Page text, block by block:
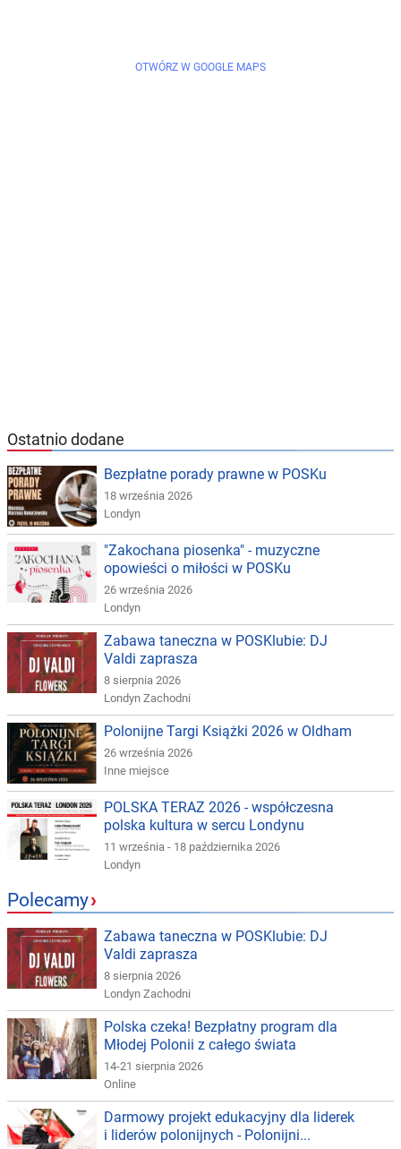
OTWÓRZ W GOOGLE MAPS
Ostatnio dodane
Bezpłatne porady prawne w POSKu
18 września 2026
Londyn
"Zakochana piosenka" - muzyczne
opowieści o miłości w POSKu
26 września 2026
Londyn
Zabawa taneczna w POSKlubie: DJ
Valdi zaprasza
8 sierpnia 2026
Londyn Zachodni
Polonijne Targi Książki 2026 w Oldham
26 września 2026
Inne miejsce
POLSKA TERAZ 2026 - współczesna
polska kultura w sercu Londynu
11 września - 18 października 2026
Londyn
Polecamy›
Zabawa taneczna w POSKlubie: DJ
Valdi zaprasza
8 sierpnia 2026
Londyn Zachodni
Polska czeka! Bezpłatny program dla
Młodej Polonii z całego świata
14-21 sierpnia 2026
Online
Darmowy projekt edukacyjny dla liderek
i liderów polonijnych - Polonijni...